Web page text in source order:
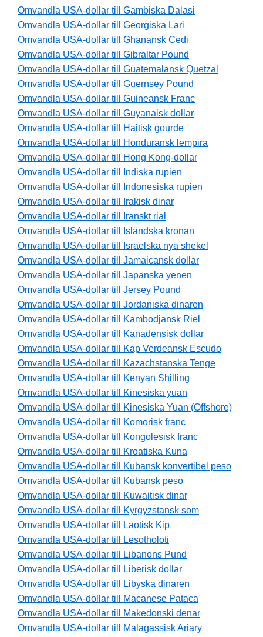
Omvandla USA-dollar till Gambiska Dalasi
Omvandla USA-dollar till Georgiska Lari
Omvandla USA-dollar till Ghanansk Cedi
Omvandla USA-dollar till Gibraltar Pound
Omvandla USA-dollar till Guatemalansk Quetzal
Omvandla USA-dollar till Guernsey Pound
Omvandla USA-dollar till Guineansk Franc
Omvandla USA-dollar till Guyanaisk dollar
Omvandla USA-dollar till Haitisk gourde
Omvandla USA-dollar till Honduransk lempira
Omvandla USA-dollar till Hong Kong-dollar
Omvandla USA-dollar till Indiska rupien
Omvandla USA-dollar till Indonesiska rupien
Omvandla USA-dollar till Irakisk dinar
Omvandla USA-dollar till Iranskt rial
Omvandla USA-dollar till Isländska kronan
Omvandla USA-dollar till Israelska nya shekel
Omvandla USA-dollar till Jamaicansk dollar
Omvandla USA-dollar till Japanska yenen
Omvandla USA-dollar till Jersey Pound
Omvandla USA-dollar till Jordaniska dinaren
Omvandla USA-dollar till Kambodjansk Riel
Omvandla USA-dollar till Kanadensisk dollar
Omvandla USA-dollar till Kap Verdeansk Escudo
Omvandla USA-dollar till Kazachstanska Tenge
Omvandla USA-dollar till Kenyan Shilling
Omvandla USA-dollar till Kinesiska yuan
Omvandla USA-dollar till Kinesiska Yuan (Offshore)
Omvandla USA-dollar till Komorisk franc
Omvandla USA-dollar till Kongolesisk franc
Omvandla USA-dollar till Kroatiska Kuna
Omvandla USA-dollar till Kubansk konvertibel peso
Omvandla USA-dollar till Kubansk peso
Omvandla USA-dollar till Kuwaitisk dinar
Omvandla USA-dollar till Kyrgyzstansk som
Omvandla USA-dollar till Laotisk Kip
Omvandla USA-dollar till Lesotholoti
Omvandla USA-dollar till Libanons Pund
Omvandla USA-dollar till Liberisk dollar
Omvandla USA-dollar till Libyska dinaren
Omvandla USA-dollar till Macanese Pataca
Omvandla USA-dollar till Makedonski denar
Omvandla USA-dollar till Malagassisk Ariary